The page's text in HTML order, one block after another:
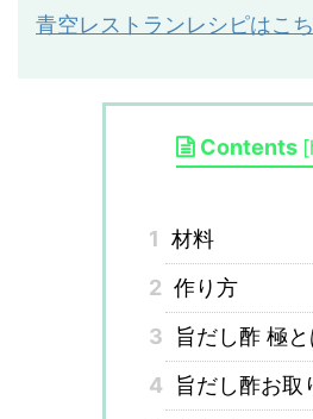
青空レストランレシピはこ
Contents [
1 材料
2 作り方
3
旨だし酢 極と
4
旨だし酢お取